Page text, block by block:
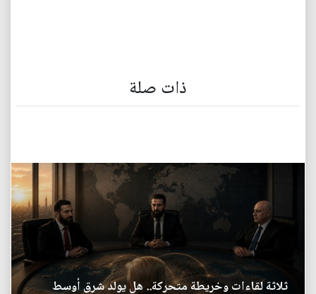
ذات صلة
ثلاثة لقاءات وخريطة متحركة.. هل يولد شرق أوسط